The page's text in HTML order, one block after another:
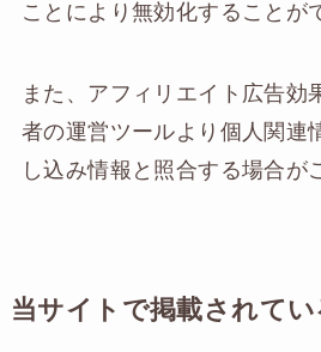
ことにより無効化することが
また、アフィリエイト広告効
者の運営ツールより個人関連
し込み情報と照合する場合が
当サイトで掲載されて